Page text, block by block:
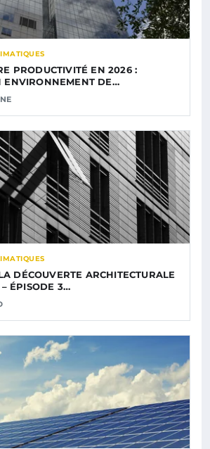
PRODUCTIVITÉ EN 2026 :
ENVIRONNEMENT DE…
DÉCOUVERTE ARCHITECTURALE
ÉPISODE 3…